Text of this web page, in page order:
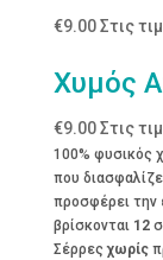
€9.00 Στις
Χυμός
€9.00 Στις
100% φυσικός
που
προσφέρει την
βρίσκονται 12
Σέρρεςχωρίς